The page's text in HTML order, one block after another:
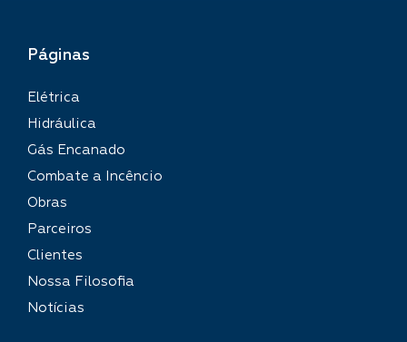
Páginas
Elétrica
Hidráulica
Gás Encanado
Combate a Incêncio
Obras
Parceiros
Clientes
Nossa Filosofia
Notícias